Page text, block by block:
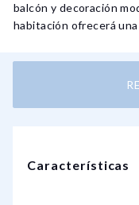
balcón y decoración
habitación ofrecerá
Características